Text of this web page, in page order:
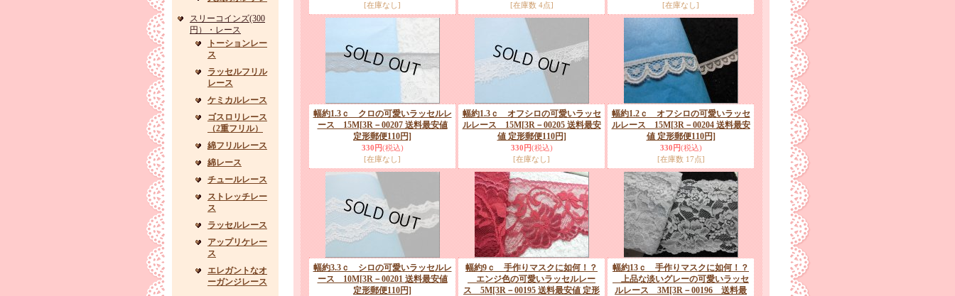
スリーコインズ(300
円）・レース
トーションレー
ス
ラッセルフリル
レース
ケミカルレース
ゴスロリレース
（2重フリル）
綿フリルレース
綿レース
チュールレース
ストレッチレー
ス
ラッセルレース
アップリケレー
ス
エレガントなオ
ーガンジレース
[在庫なし]
[在庫数 4点]
[在庫なし]
幅約1.3ｃ クロの可愛いラッセルレ
ース 15M[3R－00207 送料最安値
定形郵便110円]
330円(税込)
[在庫なし]
幅約1.3ｃ オフシロの可愛いラッセ
ルレース 15M[3R－00205 送料最安
値 定形郵便110円]
330円(税込)
[在庫なし]
幅約1.2ｃ オフシロの可愛いラッセ
ルレース 15M[3R－00204 送料最安
値 定形郵便110円]
330円(税込)
[在庫数 17点]
幅約3.3ｃ シロの可愛いラッセルレ
ース 10M[3R－00201 送料最安値
定形郵便110円]
幅約9ｃ 手作りマスクに如何！？
エンジ色の可愛いラッセルレー
ス 5M[3R－00195 送料最安値 定形
幅約13ｃ 手作りマスクに如何！？
上品な淡いグレーの可愛いラッセ
ルレース 3M[3R－00196 送料最